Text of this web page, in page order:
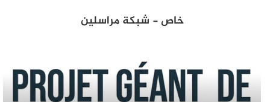
خاص - شبكة مراسلين